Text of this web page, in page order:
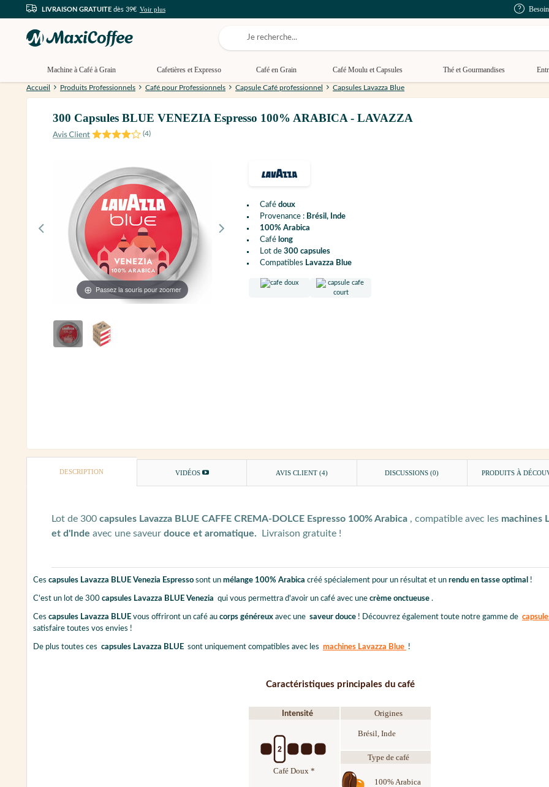
LIVRAISON GRATUITE dès 39€ Voir plus
Machine à Café à Grain Cafetières et Expresso Café en Grain Café Moulu et Capsules Thé et Gourmandises
Accueil Produits Professionnels Café pour Professionnels Capsule Café professionnel Capsules Lavazza Blue
300 Capsules BLUE VENEZIA Espresso 100% ARABICA - LAVAZZA
(4)
Passez la souris pour zoomer
Café doux
Provenance : Brésil, Inde
100% Arabica
Café long
Lot de 300 capsules
Compatibles Lavazza Blue
DESCRIPTION VIDÉOS AVIS CLIENT(4) DISCUSSIONS (0) PRODUITS À
Lot de 300 capsules Lavazza BLUE CAFFE CREMA-DOLCE Espresso 100% Arabica , compatible avec les machines
et d'Inde avec une saveur douce et aromatique. Livraison gratuite !
Ces capsules Lavazza BLUE Venezia Espresso sont un mélange 100% Arabica créé spécialement pour un résultat et un rendu en tasse optimal !
C'est un lot de 300 capsules Lavazza BLUE Venezia qui vous permettra d'avoir un café avec une crème onctueuse .
Ces capsules Lavazza BLUE vous offriront un café au corps généreux avec une saveur douce ! Découvrez également toute notre gamme de
satisfaire toutes vos envies !
De plus toutes ces capsules Lavazza BLUE sont uniquement compatibles avec les machines Lavazza Blue !
Caractéristiques principales du café
Intensité
Café Doux *
Origines
Brésil, Inde
Type de café
100% Arabica